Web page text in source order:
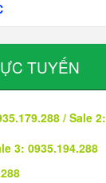
TUYẾN
/ Sale 2:
3: 0935.194.288